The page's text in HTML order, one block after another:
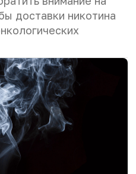
доставки никотина